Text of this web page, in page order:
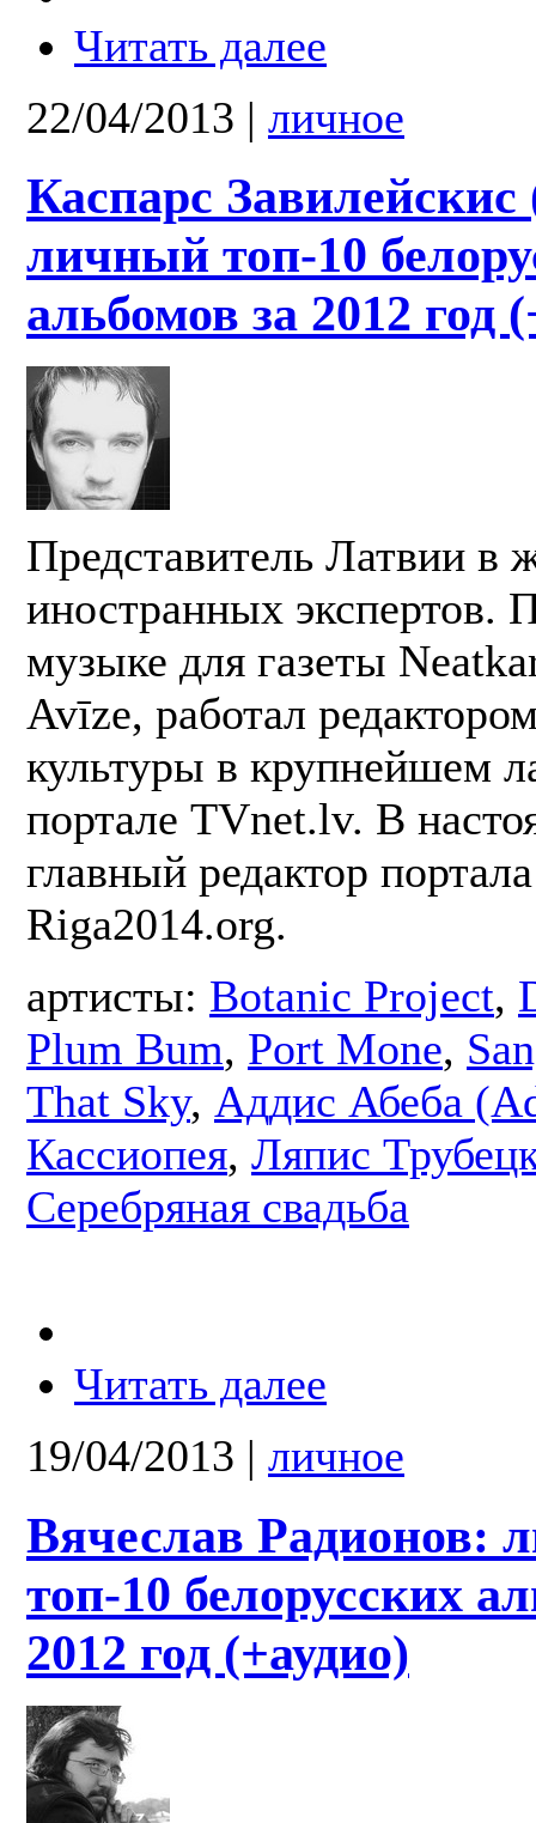
Читать далее
22/04/2013 | личное
Каспарс
личный топ-10
альбомов за 2012 год
Представитель Латвии в
иностранных экспертов.
музыке для газеты
Avīze, работал
культуры в крупнейшем
портале TVnet.lv. В
главный редактор портала
Riga2014.org.
артисты: Botanic Project,
Plum Bum, Port Mone,
That Sky, Аддис Абеба
Кассиопея, Ляпис
Серебряная свадьба
Читать далее
19/04/2013 | личное
Вячеслав Радионов:
топ-10 белорусских
2012 год (+аудио)